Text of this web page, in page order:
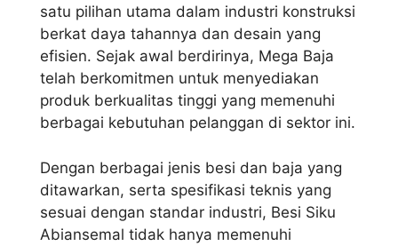
satu pilihan utama dalam industri konstruksi
berkat daya tahannya dan desain yang
efisien. Sejak awal berdirinya, Mega Baja
telah berkomitmen untuk menyediakan
produk berkualitas tinggi yang memenuhi
berbagai kebutuhan pelanggan di sektor ini.
Dengan berbagai jenis besi dan baja yang
ditawarkan, serta spesifikasi teknis yang
sesuai dengan standar industri, Besi Siku
Abiansemal tidak hanya memenuhi